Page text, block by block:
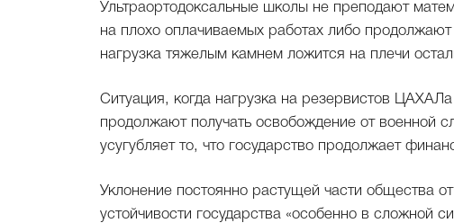
Ультраортодоксальные школы не преподают
на плохо оплачиваемых работах либо
нагрузка тяжелым камнем ложится на плечи
Ситуация, когда нагрузка на резервистов
продолжают получать освобождение от военной
усугубляет то, что государство продолжает
Уклонение постоянно растущей части общества
устойчивости государства «особенно в сложной